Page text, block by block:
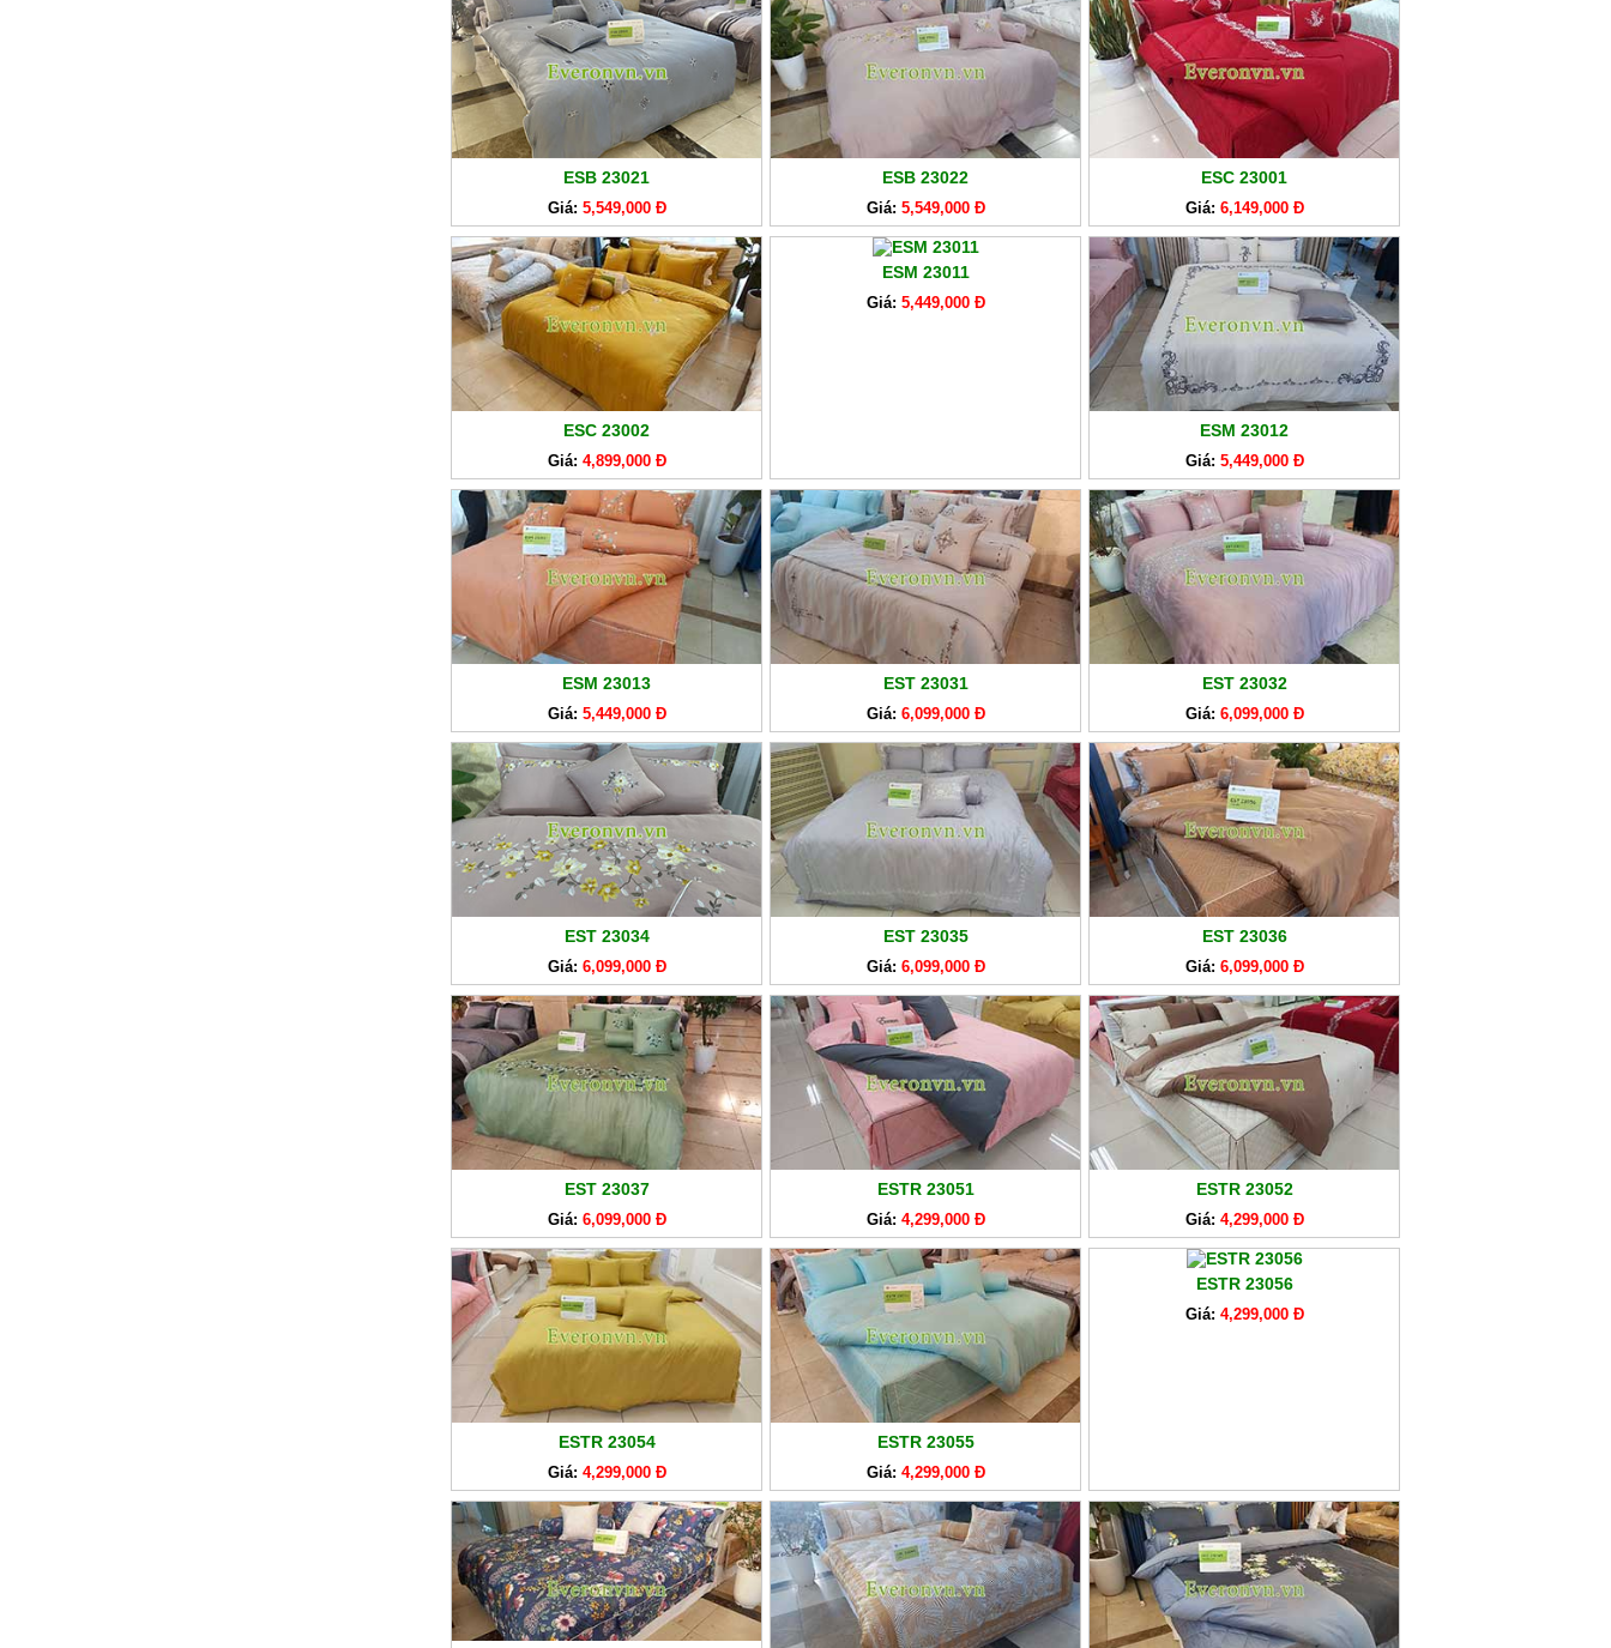
ESB 23021
Giá: 5,549,000 Đ
ESB 23022
Giá: 5,549,000 Đ
ESC 23001
Giá: 6,149,000 Đ
ESC 23002
Giá: 4,899,000 Đ
ESM 23011
Giá: 5,449,000 Đ
ESM 23012
Giá: 5,449,000 Đ
ESM 23013
Giá: 5,449,000 Đ
EST 23031
Giá: 6,099,000 Đ
EST 23032
Giá: 6,099,000 Đ
EST 23034
Giá: 6,099,000 Đ
EST 23035
Giá: 6,099,000 Đ
EST 23036
Giá: 6,099,000 Đ
EST 23037
Giá: 6,099,000 Đ
ESTR 23051
Giá: 4,299,000 Đ
ESTR 23052
Giá: 4,299,000 Đ
ESTR 23054
Giá: 4,299,000 Đ
ESTR 23055
Giá: 4,299,000 Đ
ESTR 23056
Giá: 4,299,000 Đ